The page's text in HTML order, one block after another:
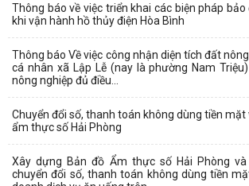
Thông báo về việc triển khai các biện pháp
khi vận hành hồ thủy điện Hòa Bình
Thông báo Về việc công nhận diện tích đất
cá nhân xã Lập Lễ (nay là phường Nam
nông nghiệp đủ điều...
Chuyển đổi số, thanh toán không dùng tiền
ẩm thực số Hải Phòng
Xây dựng Bản đồ Ẩm thực số Hải Phòng
chuyển đổi số, thanh toán không dùng tiền